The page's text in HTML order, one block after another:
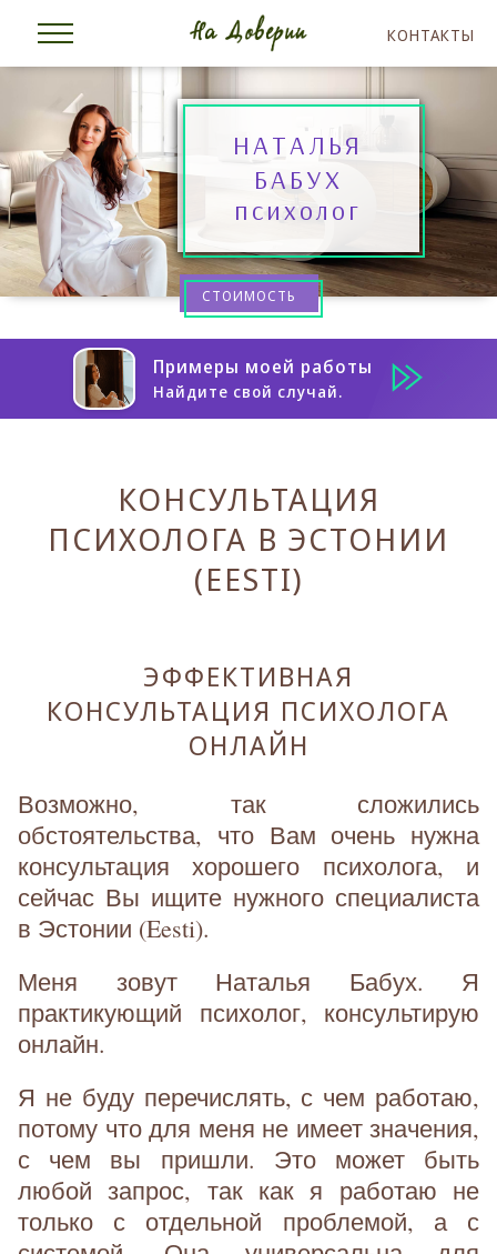
КОНТАКТЫ
НАТАЛЬЯ
БАБУХ
психолог
СТОИМОСТЬ
Примеры моей работы
Найдите свой случай.
КОНСУЛЬТАЦИЯ
ПСИХОЛОГА В ЭСТОНИИ
(EESTI)
ЭФФЕКТИВНАЯ
КОНСУЛЬТАЦИЯ ПСИХОЛОГА
ОНЛАЙН
Возможно, так сложились
обстоятельства, что Вам очень нужна
консультация хорошего психолога, и
сейчас Вы ищите нужного специалиста
в Эстонии (Eesti).
Меня зовут Наталья Бабух. Я
практикующий психолог, консультирую
онлайн.
Я не буду перечислять, с чем работаю,
потому что для меня не имеет значения,
с чем вы пришли. Это может быть
любой запрос, так как я работаю не
только с отдельной проблемой, а с